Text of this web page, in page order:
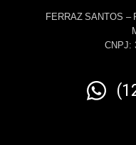
FERRAZ SANTOS –
CNPJ: